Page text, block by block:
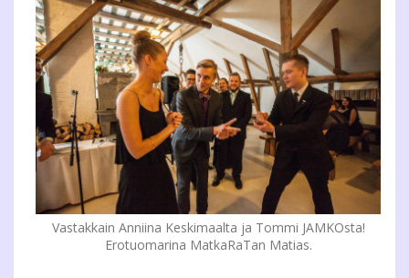
Vastakkain Anniina Keskimaalta ja Tommi JAMKOsta!
Erotuomarina MatkaRaTan Matias.